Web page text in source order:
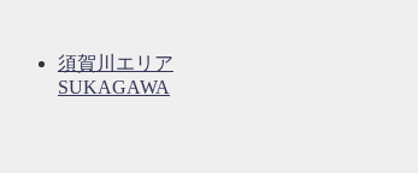
須賀川エリア
SUKAGAWA